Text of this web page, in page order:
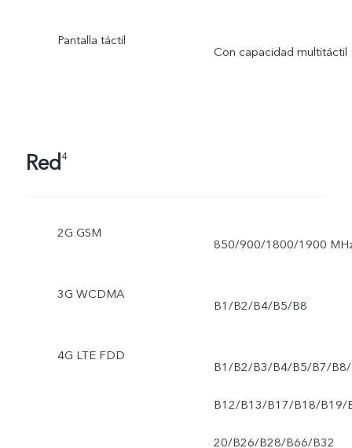
Pantalla táctil
Con capacidad multitáctil
Red4
2G GSM
850/900/1800/1900
3G WCDMA
B1/B2/B4/B5/B8
4G LTE FDD
B1/B2/B3/B4/B5/B7/B8/
B12/B13/B17/B18/B19/
20/B26/B28/B66/B32